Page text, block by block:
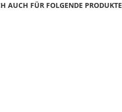
AUCH FÜR FOLGENDE PRODUKTE